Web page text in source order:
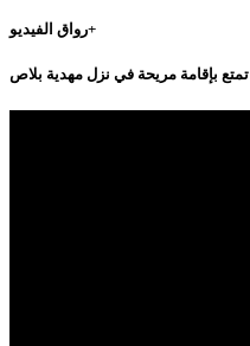
رواق الفيديو+
تمتع بإقامة مريحة في نزل مهدية بلاص